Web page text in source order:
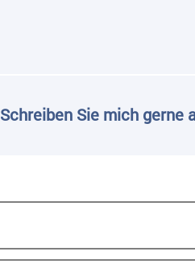
Schreiben Sie mich gerne